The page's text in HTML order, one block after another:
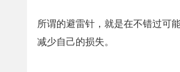
所谓的避雷针，就是在不错过可
减少自己的损失。